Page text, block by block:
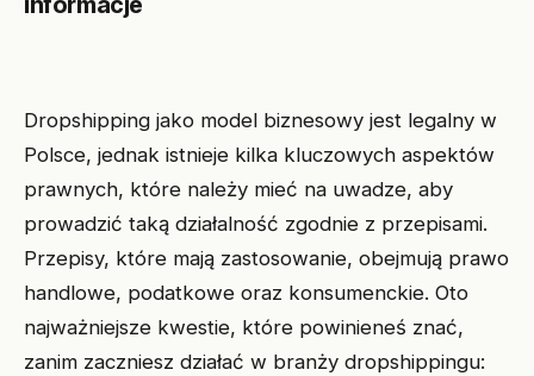
Dropshipping jako model biznesowy jest legalny w
Polsce, jednak istnieje kilka kluczowych aspektów
prawnych, które należy mieć na uwadze, aby
prowadzić taką działalność zgodnie z przepisami.
Przepisy, które mają zastosowanie, obejmują prawo
handlowe, podatkowe oraz konsumenckie. Oto
najważniejsze kwestie, które powinieneś znać,
zanim zaczniesz działać w branży dropshippingu: